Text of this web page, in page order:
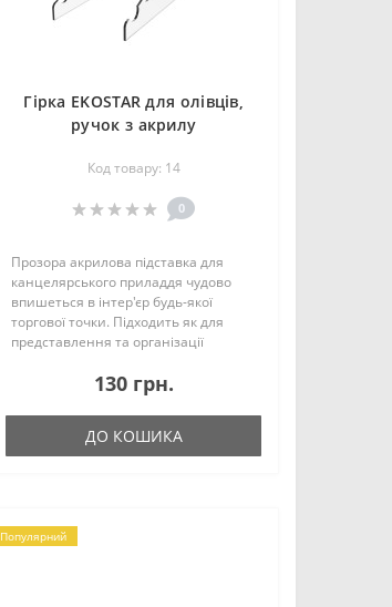
Гірка EKOSTAR для олівців,
ручок з акрилу
Код товару: 14
0
Прозора акрилова підставка для
канцелярського приладдя чудово
впишеться в інтер'єр будь-якої
торгової точки. Підходить як для
представлення та організації
оптимізації простору робочого місця
130 грн.
ДО КОШИКА
Популярний